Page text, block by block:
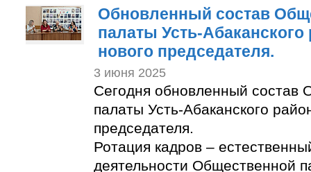
Обновленный состав
палаты Усть-
нового председателя.
3 июня 2025
Сегодня обновленный состав
палаты Усть-Абаканского
председателя.
Ротация кадров –
деятельности Общественной